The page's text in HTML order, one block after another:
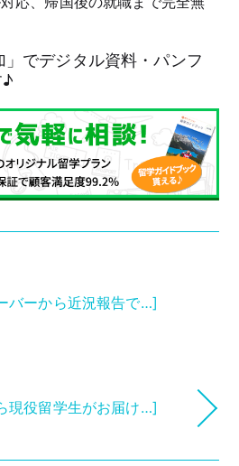
」でデジタル資料・パンフ
♪
バーから近況報告で…]
現役留学生がお届け…]